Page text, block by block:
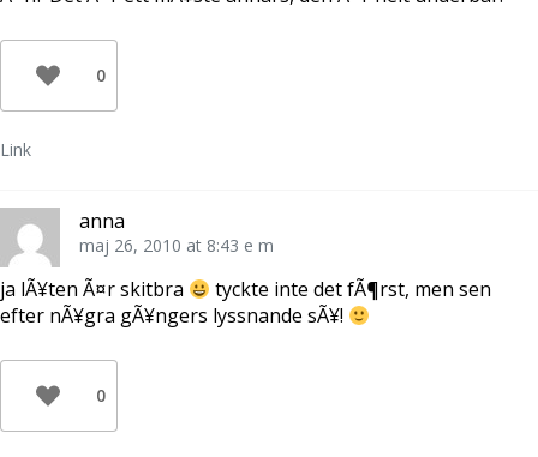
0
Link
anna
maj 26, 2010 at 8:43 e m
ja lÃ¥ten Ã¤r skitbra
tyckte inte det fÃ¶rst, men sen
efter nÃ¥gra gÃ¥ngers lyssnande sÃ¥!
0